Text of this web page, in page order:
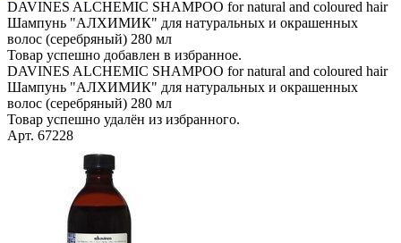
DAVINES ALCHEMIC SHAMPOO for natural and coloured hair
Шампунь "АЛХИМИК" для натуральных и окрашенных
волос (серебряный) 280 мл
Товар успешно добавлен в избранное.
DAVINES ALCHEMIC SHAMPOO for natural and coloured hair
Шампунь "АЛХИМИК" для натуральных и окрашенных
волос (серебряный) 280 мл
Товар успешно удалён из избранного.
Арт. 67228